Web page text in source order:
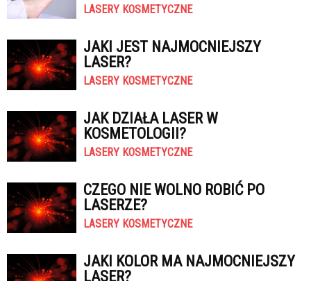
LASERY KOSMETYCZNE
JAKI JEST NAJMOCNIEJSZY
LASER?
LASERY KOSMETYCZNE
JAK DZIAŁA LASER W
KOSMETOLOGII?
LASERY KOSMETYCZNE
CZEGO NIE WOLNO ROBIĆ PO
LASERZE?
LASERY KOSMETYCZNE
JAKI KOLOR MA NAJMOCNIEJSZY
LASER?